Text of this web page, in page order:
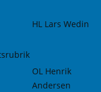
HL Lars Wedin
OL Henrik
Andersen